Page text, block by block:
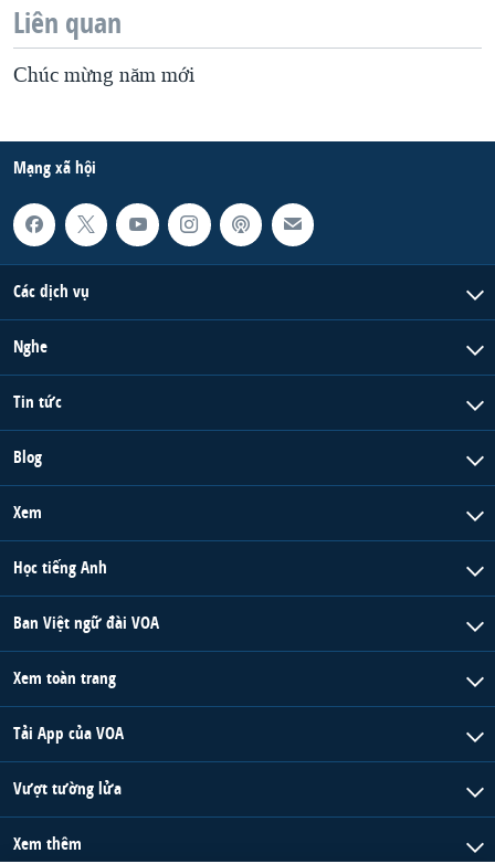
Liên quan
Chúc mừng năm mới
Mạng xã hội
Các dịch vụ
Nghe
Tin tức
Blog
Xem
Học tiếng Anh
Ban Việt ngữ đài VOA
Xem toàn trang
Tải App của VOA
Vượt tường lửa
Xem thêm